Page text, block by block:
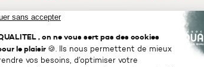
Près d’ un Français sur deux juge son
sentiment est plus marqué chez les
42 % des Français se disent inquiets à l’idée